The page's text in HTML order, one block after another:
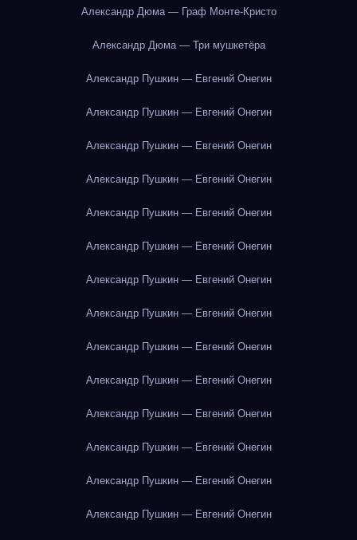
Александр Дюма — Граф Монте-Кристо
Александр Дюма — Три мушкетёра
Александр Пушкин — Евгений Онегин
Александр Пушкин — Евгений Онегин
Александр Пушкин — Евгений Онегин
Александр Пушкин — Евгений Онегин
Александр Пушкин — Евгений Онегин
Александр Пушкин — Евгений Онегин
Александр Пушкин — Евгений Онегин
Александр Пушкин — Евгений Онегин
Александр Пушкин — Евгений Онегин
Александр Пушкин — Евгений Онегин
Александр Пушкин — Евгений Онегин
Александр Пушкин — Евгений Онегин
Александр Пушкин — Евгений Онегин
Александр Пушкин — Евгений Онегин